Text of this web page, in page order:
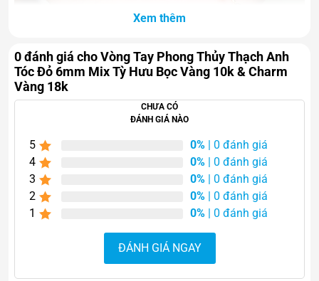
Thiết kế tinh tế với sắc đỏ cuốn hút của thạch anh tóc đỏ
cùng Tỳ Hưu bọc vàng 10K giúp chiếc vòng trở thành
điểm nhấn nổi bật, phù hợp cho cả phong cách thanh lịch
Vẻ đẹp đặc biệt của thạch
anh tóc đỏ
Thạch anh tóc đỏ là dòng đá quý phong thủy nổi bật với
các sợi tinh thể màu đỏ nằm bên trong viên đá trong
suốt. Những đường tóc đỏ tự nhiên tạo nên hiệu ứng lung
Xem thêm
0 đánh giá cho Vòng Tay Phong Thủy Thạch Anh
Tóc Đỏ 6mm Mix Tỳ Hưu Bọc Vàng 10k & Charm
Vàng 18k
CHƯA CÓ
ĐÁNH GIÁ NÀO
5 0% | 0 đánh giá
4
0% | 0 đánh giá
3
0% | 0 đánh giá
2
0% | 0 đánh giá
1
0% | 0 đánh giá
ĐÁNH GIÁ NGAY